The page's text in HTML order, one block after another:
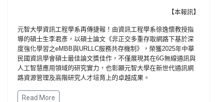
【本報訊】
元智大學資訊工程學系再傳捷報！由資訊工程學系徐逸懷教授指
導的碩士生李君彥，以碩士論文《非正交多重存取網路下基於深
度強化學習之eMBB與URLLC服務共存機制》，榮獲2025年中華
民國資訊學會碩士最佳論文獎佳作，不僅展現其在6G無線通訊與
人工智慧應用領域的研究實力，也彰顯元智大學在新世代通訊網
路資源管理及高階研究人才培育上的卓越成果。
Read More